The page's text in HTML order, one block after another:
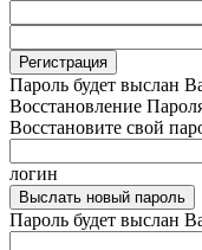
Пароль будет выслан
Восстановление
Восстановите свой
логин
Пароль будет выслан